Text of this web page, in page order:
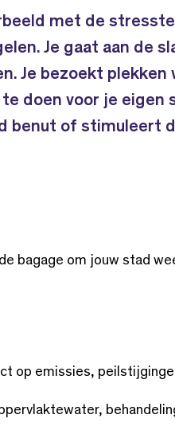
met de
Je gaat aan de
Je bezoekt plekken
doen voor je eigen
benut of stimuleert
bagage om jouw stad
op emissies,